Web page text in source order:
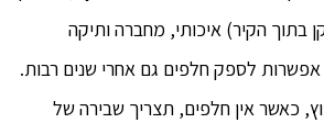
בתוך הקיר) איכותי, מחברה ותיקה
אפשרות לספק חלפים גם אחרי שנים רבות.
כאשר אין חלפים, תצריך שבירה של